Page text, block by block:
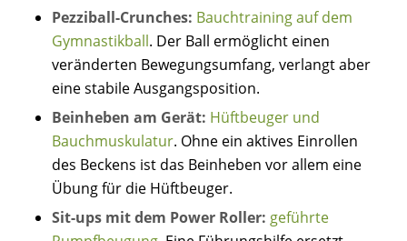
Pezziball-Crunches: Bauchtraining auf dem
Gymnastikball. Der Ball ermöglicht einen
veränderten Bewegungsumfang, verlangt aber
eine stabile Ausgangsposition.
Beinheben am Gerät: Hüftbeuger und
Bauchmuskulatur. Ohne ein aktives Einrollen
des Beckens ist das Beinheben vor allem eine
Übung für die Hüftbeuger.
Sit-ups mit dem Power Roller: geführte